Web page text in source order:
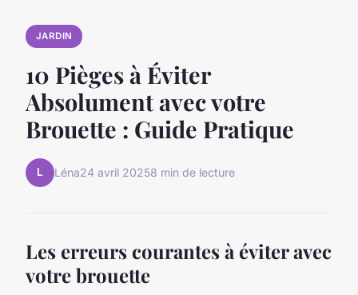
JARDIN
10 Pièges à Éviter
Absolument avec votre
Brouette : Guide Pratique
L Léna24 avril 20258 min de lecture
Les erreurs courantes à éviter avec
votre brouette